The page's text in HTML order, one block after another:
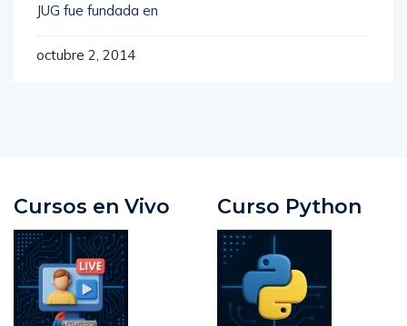
JUG fue fundada en
octubre 2, 2014
Cursos en Vivo Curso Python